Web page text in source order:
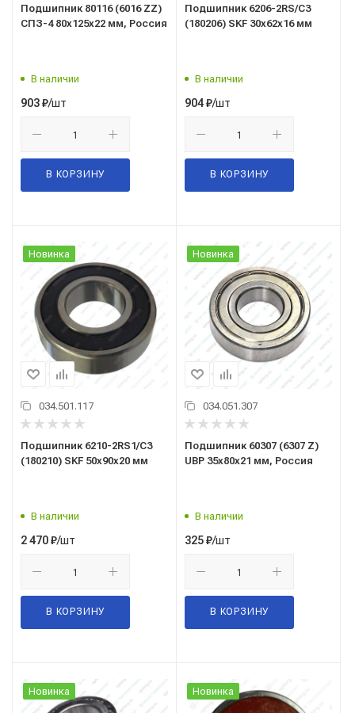
Подшипник 80116 (6016 ZZ)
СПЗ-4 80x125x22 мм, Россия
В наличии
903₽/шт
В КОРЗИНУ
Подшипник 6206-2RS/С3
(180206) SKF 30x62x16 мм
В наличии
904₽/шт
В КОРЗИНУ
Новинка
034.501.117
Подшипник 6210-2RS1/С3
(180210) SKF 50x90x20 мм
В наличии
2 470₽/шт
В КОРЗИНУ
Новинка
034.051.307
Подшипник 60307 (6307 Z)
UBP 35x80x21 мм, Россия
В наличии
325₽/шт
В КОРЗИНУ
Новинка Новинка